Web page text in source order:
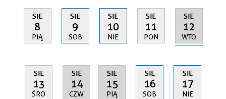
SIE
8
PIĄ
SIE
9
SOB
SIE
10
NIE
SIE
11
PON
SIE
12
WTO
SIE
13
ŚRO
SIE
14
CZW
SIE
15
PIĄ
SIE
16
SOB
SIE
17
NIE